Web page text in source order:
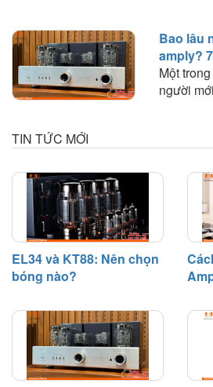
thanh mà
bài viết
sẻ những
và kinh
dàn âm
Bao lâu
amply?
Một
người
nào
kiện có
dần suy
thời
TIN TỨC MỚI
EL34 và KT88: Nên chọn
bóng nào?